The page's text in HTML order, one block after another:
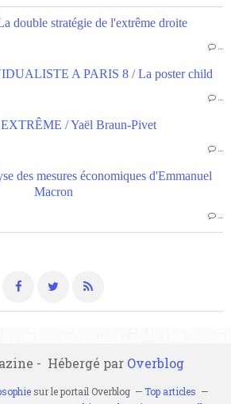
double stratégie de l'extrême droite
…
A PARIS 8 / La poster child
…
/ Yaël Braun-Pivet
…
des mesures économiques d'Emmanuel
Macron
…
- Hébergé par Overblog
sur le portail Overblog
Top articles